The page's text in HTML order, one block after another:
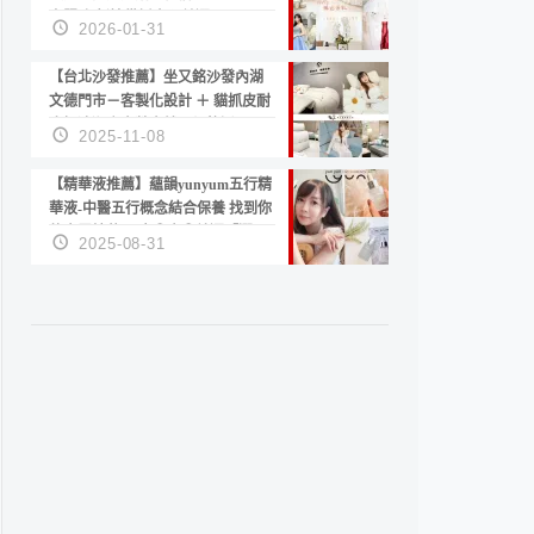
套服務 新娘備婚省心首選！
2026-01-31
【台北沙發推薦】坐又銘沙發內湖
文德門市－客製化設計 ＋ 貓抓皮耐
磨好清潔｜直營直銷、價格透明
高CP值打造夢想居家風格
2025-11-08
【精華液推薦】蘊韻yunyum五行精
華液-中醫五行概念結合保養 找到你
的專屬精華！ 水㊀土㊀就選「潤・
賦精華」維持肌膚剛剛好的平衡
2025-08-31